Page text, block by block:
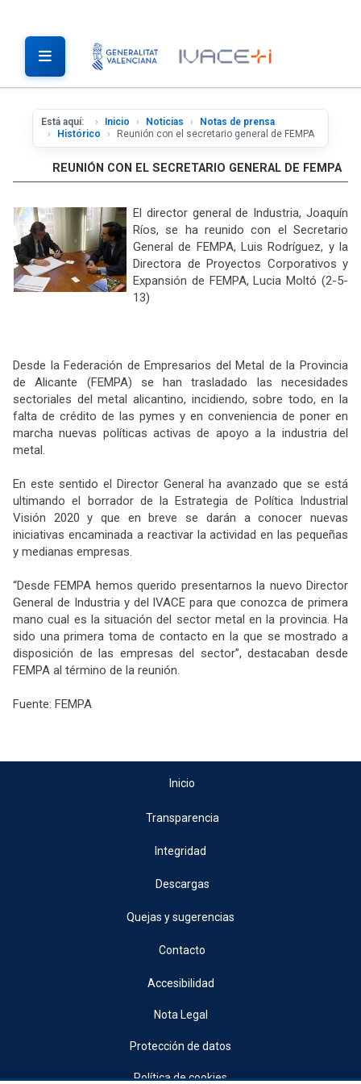
Está aquí: Inicio Noticias
Notas de prensa
Histórico
Reunión con el secretario general de FEMPA
REUNIÓN CON EL SECRETARIO GENERAL DE FEMPA
El director general de Industria, Joaquín
Ríos, se ha reunido con el Secretario
General de FEMPA, Luis Rodríguez, y la
Directora de Proyectos Corporativos y
Expansión de FEMPA, Lucia Moltó (2-5-
13)
Desde la Federación de Empresarios del Metal de la Provincia
de Alicante (FEMPA) se han trasladado las necesidades
sectoriales del metal alicantino, incidiendo, sobre todo, en la
falta de crédito de las pymes y en conveniencia de poner en
marcha nuevas políticas activas de apoyo a la industria del
metal.
En este sentido el Director General ha avanzado que se está
ultimando el borrador de la Estrategia de Política Industrial
Visión 2020 y que en breve se darán a conocer nuevas
iniciativas encaminada a reactivar la actividad en las pequeñas
y medianas empresas.
“Desde FEMPA hemos querido presentarnos la nuevo Director
General de Industria y del IVACE para que conozca de primera
mano cual es la situación del sector metal en la provincia. Ha
sido una primera toma de contacto en la que se mostrado a
disposición de las empresas del sector”, destacaban desde
FEMPA al término de la reunión.
Fuente: FEMPA
Inicio
Transparencia
Integridad
Descargas
Quejas y sugerencias
Contacto
Accesibilidad
Nota Legal
Protección de datos
Política de cookies